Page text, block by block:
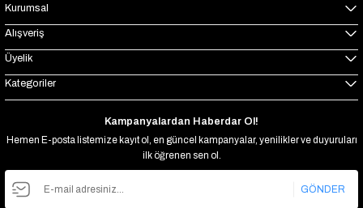
Kurumsal
Alışveriş
Üyelik
Kategoriler
Kampanyalardan Haberdar Ol!
Hemen E-posta listemize kayıt ol, en güncel kampanyalar, yenilikler ve duyuruları
ilk öğrenen sen ol.
GÖNDER